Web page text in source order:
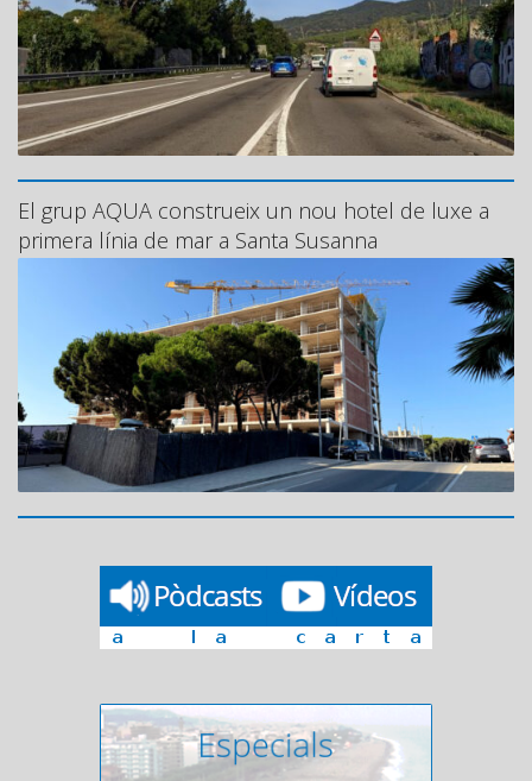
El grup AQUA construeix un nou hotel de luxe a
primera línia de mar a Santa Susanna